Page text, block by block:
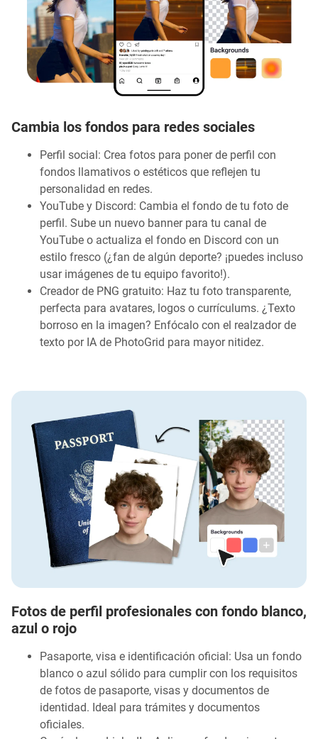
Cambia los fondos para redes sociales
Perfil social: Crea fotos para poner de perfil con
fondos llamativos o estéticos que reflejen tu
personalidad en redes.
YouTube y Discord: Cambia el fondo de tu foto de
perfil. Sube un nuevo banner para tu canal de
YouTube o actualiza el fondo en Discord con un
estilo fresco (¿fan de algún deporte? ¡puedes incluso
usar imágenes de tu equipo favorito!).
Creador de PNG gratuito: Haz tu foto transparente,
perfecta para avatares, logos o currículums. ¿Texto
borroso en la imagen? Enfócalo con el realzador de
texto por IA de PhotoGrid para mayor nitidez.
Fotos de perfil profesionales con fondo blanco,
azul o rojo
Pasaporte, visa e identificación oficial: Usa un fondo
blanco o azul sólido para cumplir con los requisitos
de fotos de pasaporte, visas y documentos de
identidad. Ideal para trámites y documentos
oficiales.